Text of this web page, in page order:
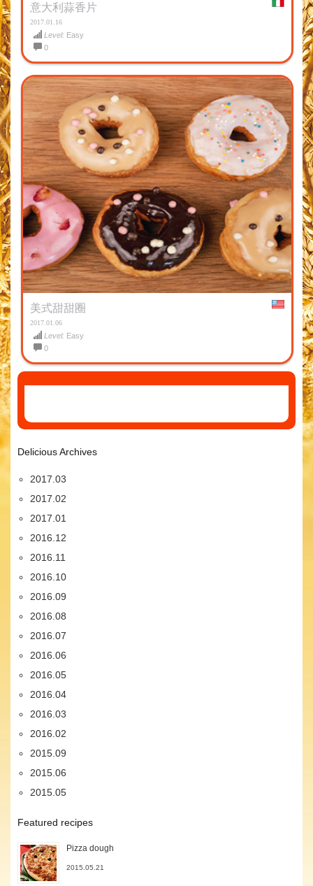
意大利蒜香片
2017.01.16
Level: Easy
0
美式甜甜圈
2017.01.06
Level: Easy
0
Delicious Archives
2017.03
2017.02
2017.01
2016.12
2016.11
2016.10
2016.09
2016.08
2016.07
2016.06
2016.05
2016.04
2016.03
2016.02
2015.09
2015.06
2015.05
Featured recipes
Pizza dough
2015.05.21